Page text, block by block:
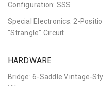
Configuration: SSS
Special Electronics: 2-
"Strangle" Circuit
HARDWARE
Bridge: 6-Saddle Vintage-